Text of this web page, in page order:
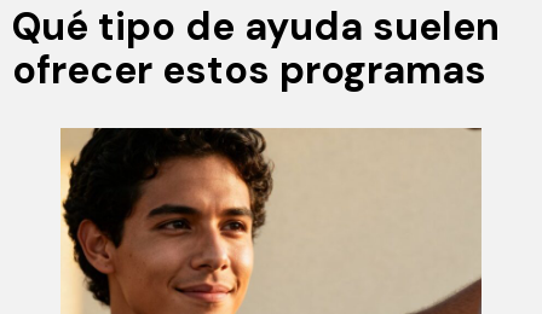
Qué tipo de ayuda suelen
ofrecer estos programas